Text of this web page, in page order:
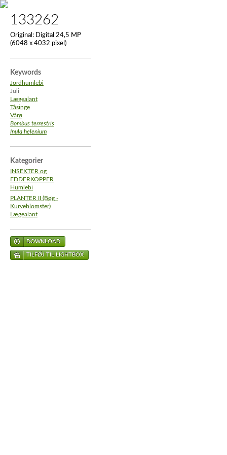
133262
Original: Digital 24,5 MP
(6048 x 4032 pixel)
Keywords
Jordhumlebi
Juli
Lægealant
Tåsinge
Vårø
Bombus terrestris
Inula helenium
Kategorier
INSEKTER og
EDDERKOPPER
Humlebi
PLANTER II (Bøg -
Kurveblomster)
Lægealant
DOWNLOAD
TILFØJ TIL LIGHTBOX